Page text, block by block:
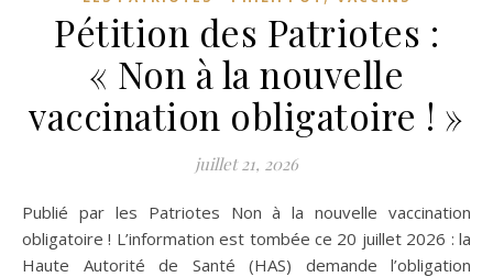
Pétition des Patriotes :
« Non à la nouvelle
vaccination obligatoire ! »
juillet 21, 2026
Publié par les Patriotes Non à la nouvelle vaccination
obligatoire ! L’information est tombée ce 20 juillet 2026 : la
Haute Autorité de Santé (HAS) demande l’obligation